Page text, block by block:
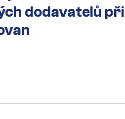
dodavatelů při